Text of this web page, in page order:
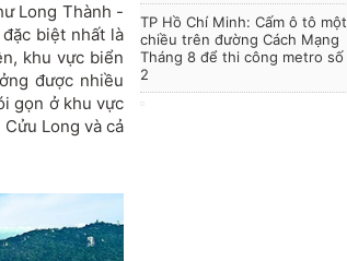
Long Thành -
biệt nhất là
khu vực biển
được nhiều
gọn ở khu vực
Long và cả
TP Hồ Chí Minh: Cấm ô tô một
chiều trên đường Cách Mạng
Tháng 8 để thi công metro số
2